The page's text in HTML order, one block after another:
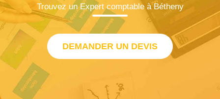
Trouvez un Expert comptable à Bétheny
DEMANDER UN DEVIS